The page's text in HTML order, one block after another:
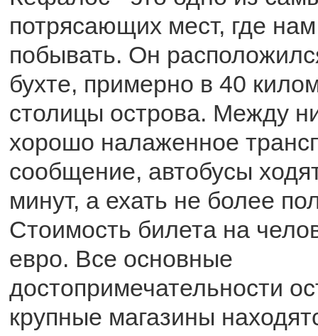
потрясающих мест, где
побывать. Он
бухте, примерно в 40
столицы острова. Между
хорошо налаженное
сообщение, автобусы
минут, а ехать не более
Стоимость билета на
евро. Все основные
достопримечательности
крупные магазины